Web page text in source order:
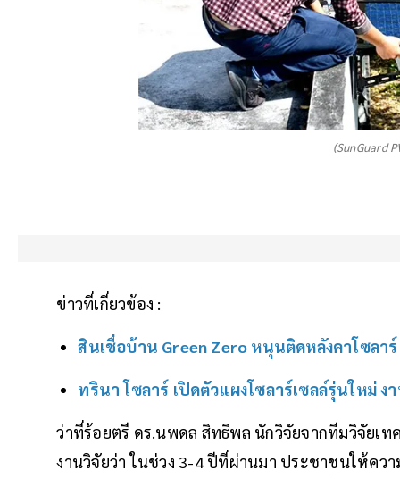
(SunGuard
ข่าวที่เกี่ยวข้อง :
สินเชื่อบ้าน Green Zero หนุนติดหลังคาโซลา
ทรินา โซลาร์ เปิดตัวแผงโซลาร์เซลล์รุ่นใหม่ ง
ว่าที่ร้อยตรี ดร.นพดล สิทธิพล นักวิจัยจากทีมวิจัยเท
งานวิจัยว่า ในช่วง 3-4 ปีที่ผ่านมา ประชาชนให้คว